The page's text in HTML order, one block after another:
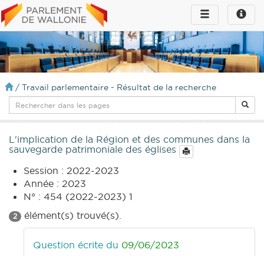
Toggle
infos
Toggle
navigation
/ Travail parlementaire - Résultat de la recherche
L'implication de la Région et des communes dans la
sauvegarde patrimoniale des églises
Session : 2022-2023
Année : 2023
N° : 454 (2022-2023) 1
2 élément(s) trouvé(s).
Question écrite du 09/06/2023